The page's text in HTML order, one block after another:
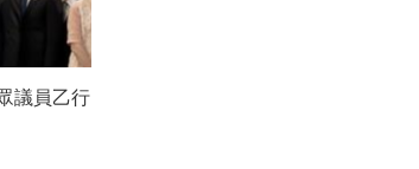
議員乙行